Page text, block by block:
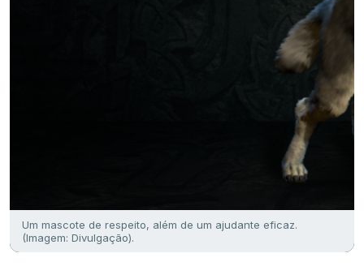
Um mascote de respeito, além de um ajudante eficaz.
(Imagem: Divulgação).